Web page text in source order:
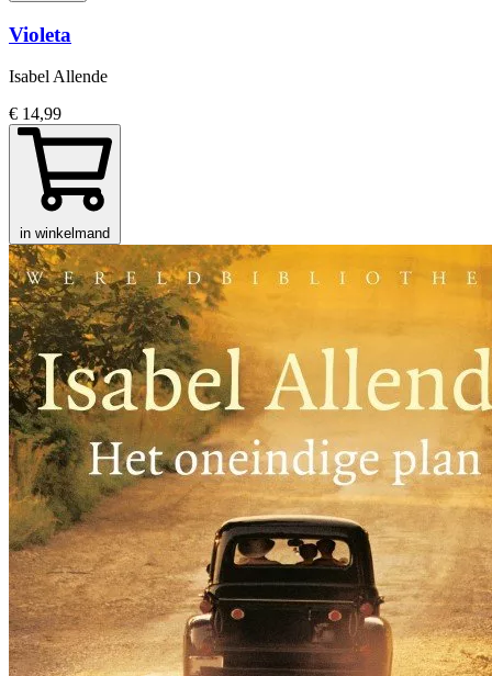
Violeta
Isabel Allende
€ 14,99
in winkelmand